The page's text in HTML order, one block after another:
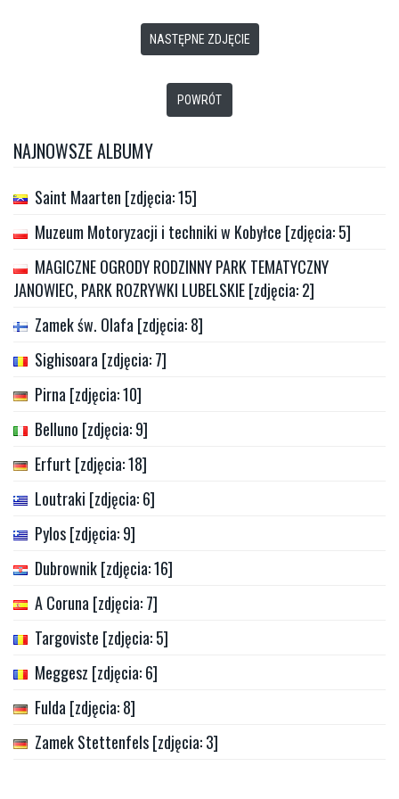
NASTĘPNE ZDJĘCIE
POWRÓT
NAJNOWSZE ALBUMY
Saint Maarten [zdjęcia: 15]
Muzeum Motoryzacji i techniki w Kobyłce [zdjęcia: 5]
MAGICZNE OGRODY RODZINNY PARK TEMATYCZNY
JANOWIEC, PARK ROZRYWKI LUBELSKIE [zdjęcia: 2]
Zamek św. Olafa [zdjęcia: 8]
Sighisoara [zdjęcia: 7]
Pirna [zdjęcia: 10]
Belluno [zdjęcia: 9]
Erfurt [zdjęcia: 18]
Loutraki [zdjęcia: 6]
Pylos [zdjęcia: 9]
Dubrownik [zdjęcia: 16]
A Coruna [zdjęcia: 7]
Targoviste [zdjęcia: 5]
Meggesz [zdjęcia: 6]
Fulda [zdjęcia: 8]
Zamek Stettenfels [zdjęcia: 3]